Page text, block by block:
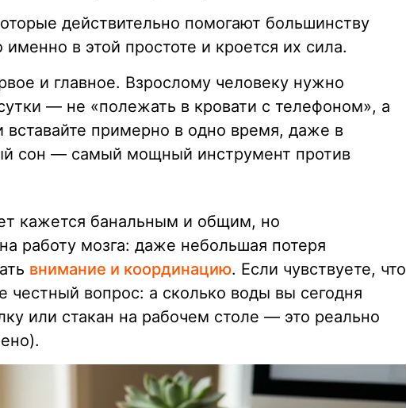
действительно помогают большинству
в этой простоте и кроется их сила.
и главное. Взрослому человеку нужно
— не «полежать в кровати с телефоном», а
примерно в одно время, даже в
сон — самый мощный инструмент против
кажется банальным и общим, но
работу мозга: даже небольшая потеря
внимание и координацию. Если чувствуете, что
честный вопрос: а сколько воды вы сегодня
или стакан на рабочем столе — это реально